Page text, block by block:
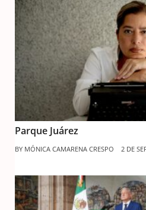
Parque Juárez
BY MÓNICA CAMARENA CRESPO 2 DE